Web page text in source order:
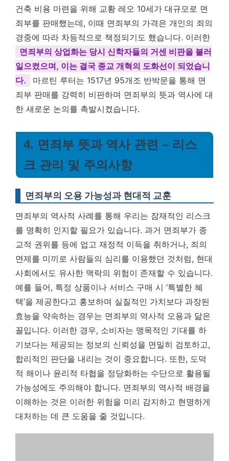
건축 비용 마련을 위해 교황 레오 10세가 대규모로 면
죄부를 판매했는데, 이때 면죄부의 가격은 개인의 죄의
경중에 따라 차등적으로 책정되기도 했습니다. 이러한
면죄부의 상업화는 당시 신학자들의 거센 비판을 불러
일으켰으며, 이는 결국 종교 개혁의 도화선이 되었습니
다.
마르틴 루터는 1517년 95개조 반박문을 통해 면
죄부 판매를 강력히 비판하며 면죄부의 뜻과 역사에 대
한 새로운 논의를 촉발시켰습니다.
4. 면죄부 뜻과 역사 관련 – 리스
크 관리 및 주의사항
면죄부의 오용 가능성과 현대적 교훈
면죄부의 역사적 사례를 통해 우리는 잠재적인 리스크
를 명확히 인지할 필요가 있습니다. 과거 면죄부가 종
교적 권위를 등에 업고 재정적 이득을 취하거나, 죄의
면제를 미끼로 사람들의 심리를 이용했던 것처럼, 현대
사회에서도 유사한 맥락의 위험이 존재할 수 있습니다.
예를 들어, 특정 상품이나 서비스 구매 시 ‘특별한 혜
택’을 제공한다고 홍보하며 실질적인 가치보다 과장된
효능을 약속하는 경우는 면죄부의 역사적 오용과 닮은
꼴입니다. 이러한 경우, 소비자는 맹목적인 기대를 하
기보다는 제공되는 정보의 신뢰성을 면밀히 검토하고,
합리적인 판단을 내리는 것이 중요합니다. 또한, 도덕
적 해이나 윤리적 타협을 정당화하는 수단으로 활용될
가능성에도 주의해야 합니다. 면죄부의 역사적 배경을
이해하는 것은 이러한 위험을 미리 감지하고 현명하게
대처하는 데 큰 도움을 줄 것입니다.